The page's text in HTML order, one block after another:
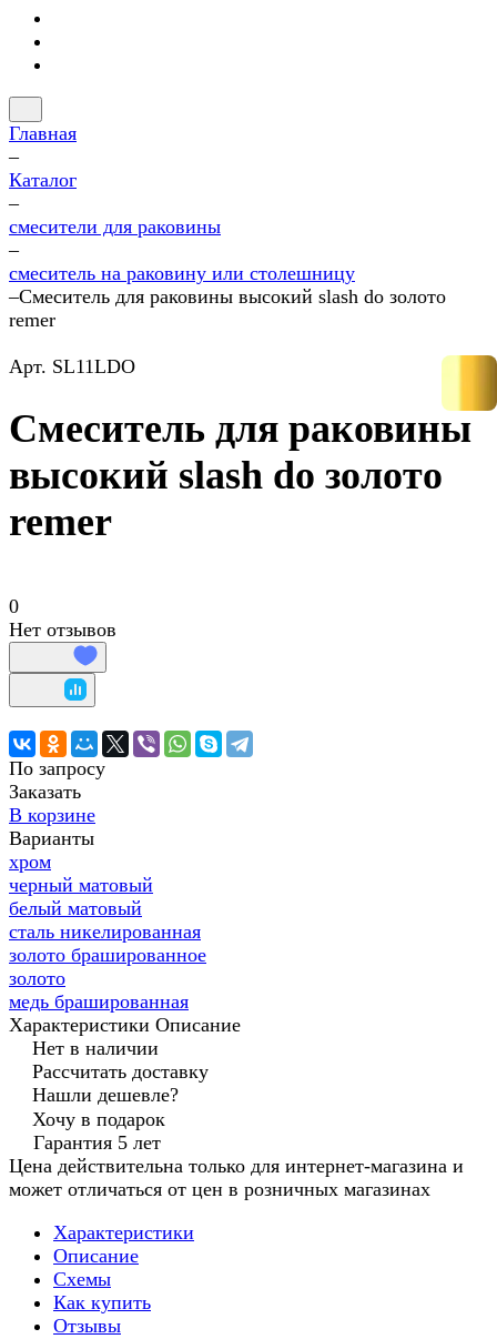
Главная
–
Каталог
–
смесители для раковины
–
смеситель на раковину или столешницу
–Смеситель для раковины высокий slash do золото
remer
Арт. SL11LDO
Смеситель для раковины
высокий slash do золото
remer
0
Нет отзывов
По запросу
Заказать
В корзине
Варианты
хром
черный матовый
белый матовый
сталь никелированная
золото брашированное
золото
медь брашированная
Характеристики Описание
Нет в наличии
Рассчитать доставку
Нашли дешевле?
Хочу в подарок
Гарантия 5 лет
Цена действительна только для интернет-магазина и
может отличаться от цен в розничных магазинах
Характеристики
Описание
Схемы
Как купить
Отзывы